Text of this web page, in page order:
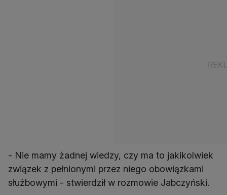
- Nie mamy żadnej wiedzy, czy ma to jakikolwiek
związek z pełnionymi przez niego obowiązkami
służbowymi - stwierdził w rozmowie Jabczyński.